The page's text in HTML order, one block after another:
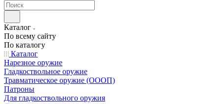
Каталог
По всему сайту
По каталогу
Каталог
Нарезное оружие
Гладкоствольное оружие
Травматическое оружие (ОООП)
Патроны
Для гладкоствольного оружия